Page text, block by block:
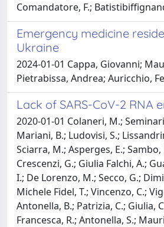
Comandatore, F.;
Emergency medicine
Ukraine
2024-01-01 Cappa, Giovanni;
Pietrabissa, Andrea; Auricchio,
Lack of SARS-CoV-2
2020-01-01 Colaneri, M.;
Mariani, B.; Ludovisi, S.;
Sciarra, M.; Asperges, E.;
Crescenzi, G.; Giulia Falchi, A.;
I.; De Lorenzo, M.; Secco, G.;
Michele Fidel, T.; Vincenzo, C.;
Antonella, B.; Patrizia, C.; Giulia,
Francesca, R.; Antonella, S.;